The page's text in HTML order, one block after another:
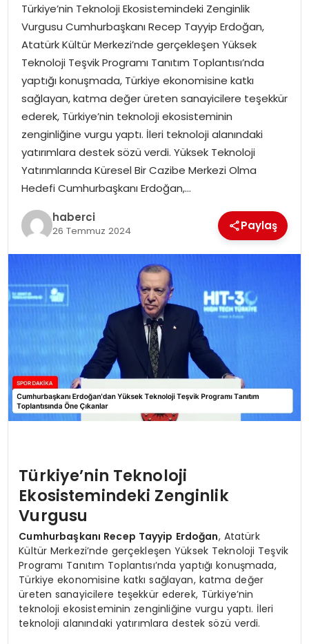
SAĞLIK
SIYASET
SPOR
TEKNOLOJI
YAŞAM
Türkiye’nin Teknoloji Ekosistemindeki Zenginlik
Vurgusu Cumhurbaşkanı Recep Tayyip Erdoğan,
Atatürk Kültür Merkezi’nde gerçekleşen Yüksek
Teknoloji Teşvik Programı Tanıtım Toplantısı’nda
yaptığı konuşmada, Türkiye ekonomisine katkı
sağlayan, katma değer üreten sanayicilere teşekkür
ederek, Türkiye’nin teknoloji ekosisteminin
zenginliğine vurgu yaptı. İleri teknoloji alanındaki
yatırımlara destek sözü verdi. Yüksek Teknoloji
Yatırımlarında Küresel Bir Cazibe Merkezi Olma
Hedefi Cumhurbaşkanı Erdoğan,…
haberci
26 Temmuz 2024 Paylaş
Türkiye’nin Teknoloji
Ekosistemindeki Zenginlik
Vurgusu
Cumhurbaşkanı Recep Tayyip Erdoğan, Atatürk
Kültür Merkezi’nde gerçekleşen Yüksek Teknoloji Teşvik
Programı Tanıtım Toplantısı’nda yaptığı konuşmada,
Türkiye ekonomisine katkı sağlayan, katma değer
üreten sanayicilere teşekkür ederek, Türkiye’nin
teknoloji ekosisteminin zenginliğine vurgu yaptı. İleri
teknoloji alanındaki yatırımlara destek sözü verdi.